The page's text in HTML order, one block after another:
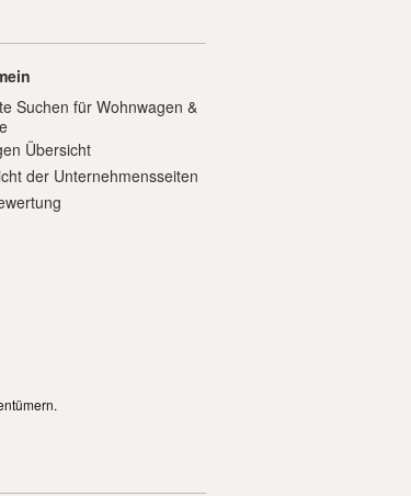
Suchen für Wohnwagen &
Übersicht
der Unternehmensseiten